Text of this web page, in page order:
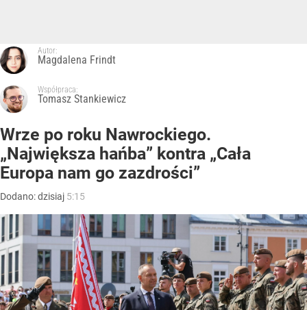
Autor:
Magdalena Frindt
Współpraca:
Tomasz Stankiewicz
Wrze po roku Nawrockiego.
„Największa hańba” kontra „Cała
Europa nam go zazdrości”
Dodano:dzisiaj 5:15